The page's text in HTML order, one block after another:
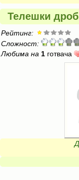
Телешки
Рейтинг:
Сложност:
Любима на 1 готвача